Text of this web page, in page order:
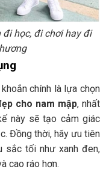
học, đi chơi hay đi
chính là lựa chọn
cho nam mập, nhất
này sẽ tạo cảm giác
Đồng thời, hãy ưu tiên
sắc tối như xanh đen,
cao ráo hơn.